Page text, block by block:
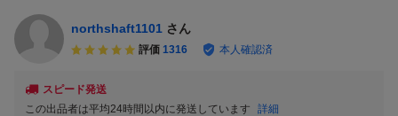
northshaft1101 さん
評価 1316 本人確認済
スピード発送
この出品者は平均24時間以内に発送しています
詳細